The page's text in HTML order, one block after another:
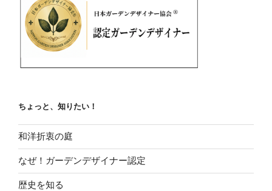
ちょっと、知りたい！
和洋折衷の庭
なぜ！ガーデンデザイナー認定
歴史を知る